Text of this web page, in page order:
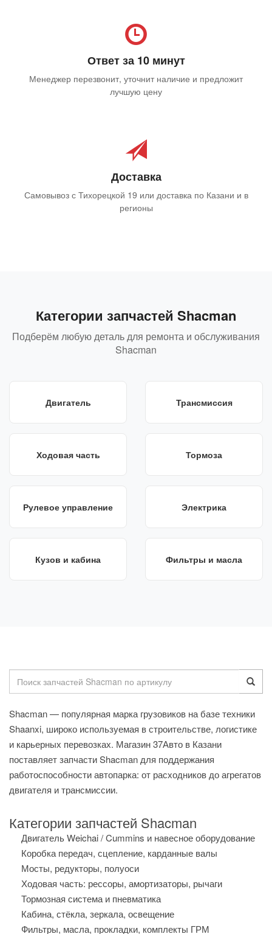
Ответ за 10 минут
Менеджер перезвонит, уточнит наличие и предложит
лучшую цену
Доставка
Самовывоз с Тихорецкой 19 или доставка по Казани и в
регионы
Категории запчастей Shacman
Подберём любую деталь для ремонта и обслуживания
Shacman
Двигатель Трансмиссия
Ходовая часть Тормоза
Рулевое управление Электрика
Кузов и кабина Фильтры и масла
Shacman — популярная марка грузовиков на базе техники
Shaanxi, широко используемая в строительстве, логистике
и карьерных перевозках. Магазин 37Авто в Казани
поставляет запчасти Shacman для поддержания
работоспособности автопарка: от расходников до агрегатов
двигателя и трансмиссии.
Категории запчастей Shacman
Двигатель Weichai / Cummins и навесное оборудование
Коробка передач, сцепление, карданные валы
Мосты, редукторы, полуоси
Ходовая часть: рессоры, амортизаторы, рычаги
Тормозная система и пневматика
Кабина, стёкла, зеркала, освещение
Фильтры, масла, прокладки, комплекты ГРМ